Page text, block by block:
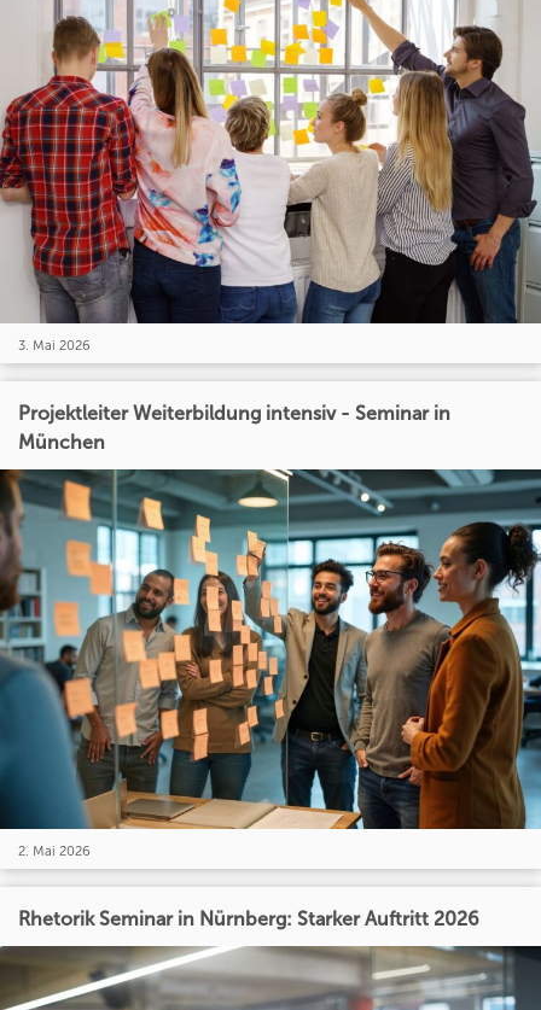
3. Mai 2026
Projektleiter Weiterbildung intensiv - Seminar in
München
2. Mai 2026
Rhetorik Seminar in Nürnberg: Starker Auftritt 2026